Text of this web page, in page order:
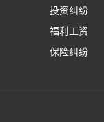
投资纠纷
福利工资
保险纠纷